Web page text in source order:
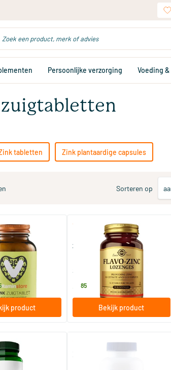
Persoonlijke verzorging Voeding
tabletten Zink plantaardige capsules
Sorteren op
(5)
product
(14)
Flavo Zinc lozenges (zink
zuigtabletten)
50 zuigtabletten
Solgar Vitamins
.85
Bekijk product
(1)
zuigtabletten
(2)